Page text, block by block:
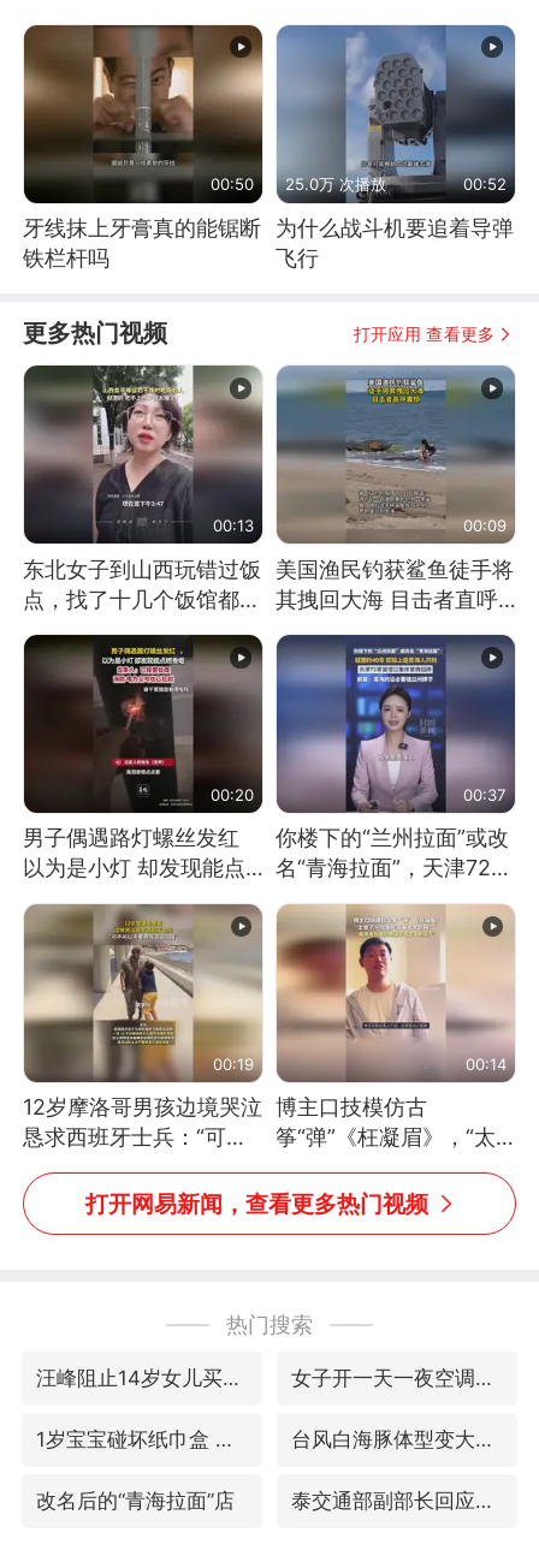
00:50
牙线抹上牙膏真的能锯断
铁栏杆吗
25.0万 次播放 00:52
为什么战斗机要追着导弹
飞行
更多热门视频 打开应用 查看更多
00:13
东北女子到山西玩错过饭
点，找了十几个饭馆都没
开门：午休到几点
00:09
美国渔民钓获鲨鱼徒手将
其拽回大海 目击者直呼
震惊 （视频来源：参考
消息）
00:20
男子偶遇路灯螺丝发红
以为是小灯 却发现能点
燃香烟 当事人：已报警
处理
00:37
你楼下的“兰州拉面”或改
名“青海拉面”，天津72家
面馆已集体更换招牌
00:19
12岁摩洛哥男孩边境哭泣
恳求西班牙士兵：“可不
可以不要把我遣返回国”
00:14
博主口技模仿古
筝“弹”《枉凝眉》，“太
像了～你是吃古筝长大的
吗？”“或将成为首位考级
不带古筝的选手。”（来
打开网易新闻，查看更多热门视频
热门搜索
汪峰阻止14岁女儿买大牌 女子开一天一夜空调后二氧化碳中毒
1岁宝宝碰坏纸巾盒 宝妈被索赔924元 台风白海豚体型变大近似13个浙江面积
改名后的“青海拉面”店 泰交通部副部长回应中国人遭歧视手势